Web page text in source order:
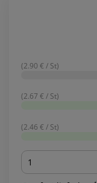
(2.90 € / St)
(2.67 € / St)
(2.46 € / St)
Menge